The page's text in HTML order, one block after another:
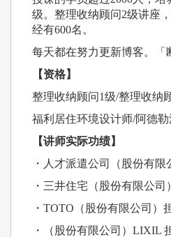
级。整理收纳顾问2级讲座
经有600名。
每天都在努力更新博客。「
【资格】
整理收纳顾问1级/整理收纳
福利居住环境设计师/阿德
【讲师实际功绩】
・人才派遣公司（股份有
・三井住宅（股份有限公司
・TOTO（股份有限公司）
・（股份有限公司）LIXIL